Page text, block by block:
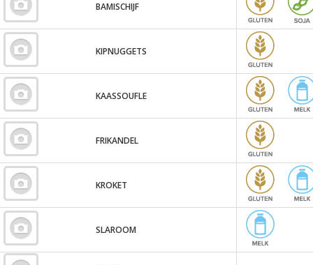
BAMISCHIJF
KIPNUGGETS
KAASSOUFLE
FRIKANDEL
KROKET
SLAROOM